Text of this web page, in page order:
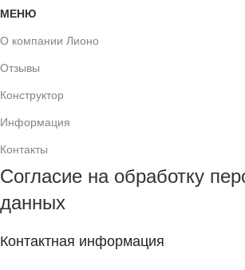
МЕНЮ
О компании Лионо
Отзывы
Конструктор
Информация
Контакты
Согласие на обработку
данных
Контактная информация